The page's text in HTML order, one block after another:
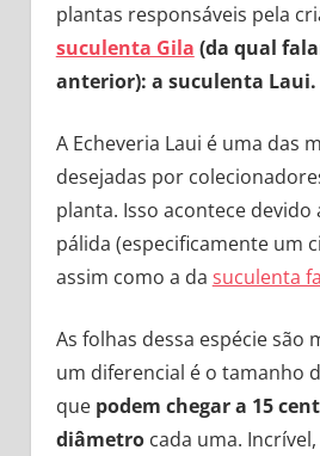
plantas responsáveis pela
suculenta Gila (da qual
anterior): a suculenta Laui.
A Echeveria Laui é uma das
desejadas por
planta. Isso acontece devido
pálida (especificamente um
assim como a da suculenta
As folhas dessa espécie são
um diferencial é o tamanho
quepodem chegar a 15
diâmetrocada uma. Incrível,